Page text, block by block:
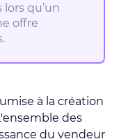
qu’un
offre
à la création
des
du vendeur